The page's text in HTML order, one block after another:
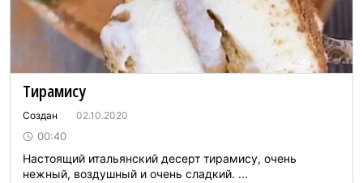
Тирамису
Создан 02.10.2020
00:40
Настоящий итальянский десерт тирамису, очень
нежный, воздушный и очень сладкий. ...